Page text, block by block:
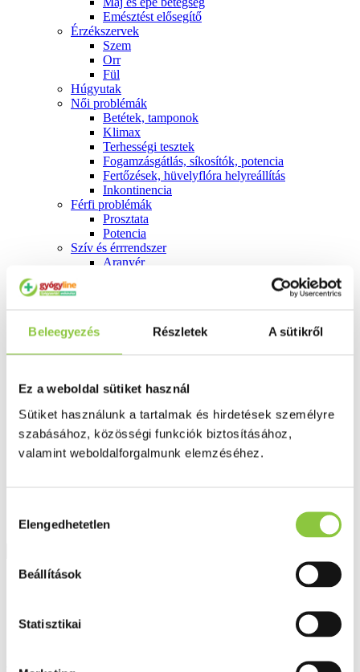
Beleegyezés Részletek A sütikről
Ez a weboldal sütiket használ
Sütiket használunk a tartalmak és hirdetések személyre
szabásához, közösségi funkciók biztosításához,
valamint weboldalforgalmunk elemzéséhez.
kiválasztása
Elengedhetetlen
Beállítások
Statisztikai
Emésztést elősegítő
Érzékszervek
Szem
Orr
Fül
Húgyutak
Női problémák
Betétek, tamponok
Klimax
Terhességi tesztek
Fogamzásgátlás, síkosítók, potencia
Fertőzések, hüvelyflóra helyreállítás
Inkontinencia
Férfi problémák
Prosztata
Potencia
Szív és érrrendszer
Aranyér
Koleszterinszint csökkentők, omega 3
Í́nygyulladás
Fogselyem
Műfogsor ápolás
Fogfehérítés
Fogköztisztító
Teák
É́lvezeti
Tápszer
Ajánlataink
Hasmenés